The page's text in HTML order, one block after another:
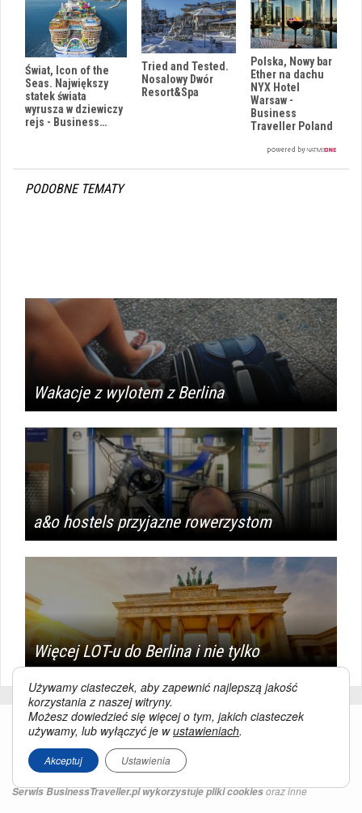
Świat, Icon of the
Seas. Największy
statek świata
wyrusza w dziewiczy
rejs - Business…
Tried and Tested.
Nosalowy Dwór
Resort&Spa
Polska, Nowy bar
Ether na dachu
NYX Hotel
Warsaw -
Business
Traveller Poland
PODOBNE TEMATY
Wakacje z wylotem z Berlina
a&o hostels przyjazne rowerzystom
Więcej LOT-u do Berlina i nie tylko
Serwis BusinessTraveller.pl wykorzystuje pliki cookiesoraz inne
Używamy ciasteczek, aby zapewnić najlepszą jakość
korzystania z naszej witryny.
Możesz dowiedzieć się więcej o tym, jakich ciasteczek
używamy, lub wyłączyć je wustawieniach.
Akceptuj Ustawienia